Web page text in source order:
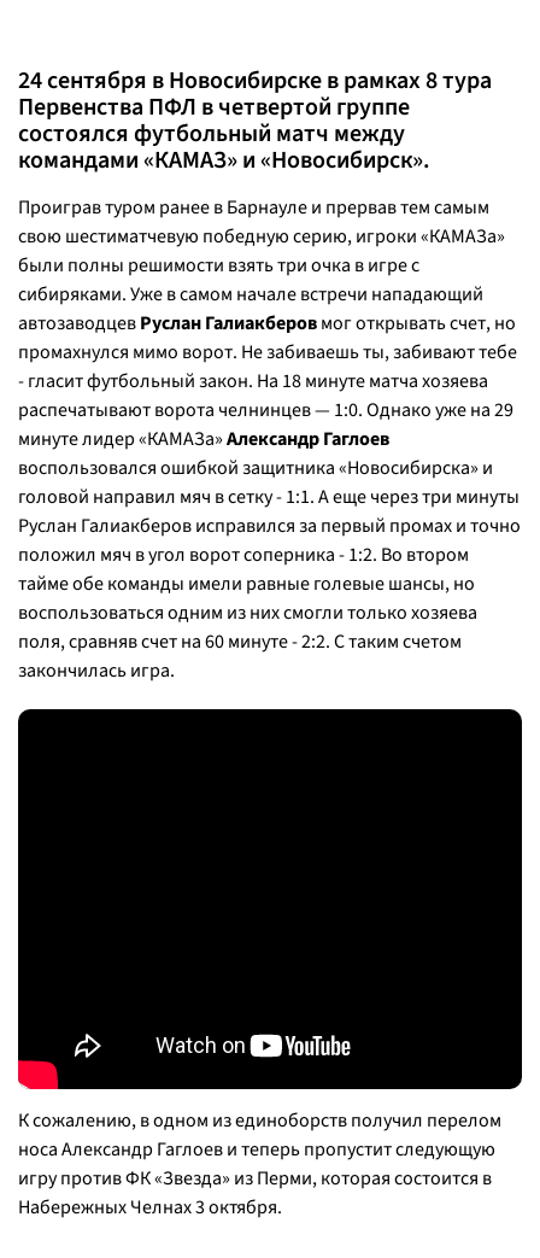
24 сентября в Новосибирске в рамках 8 тура
Первенства ПФЛ в четвертой группе
состоялся футбольный матч между
командами «КАМАЗ» и «Новосибирск».
Проиграв туром ранее в Барнауле и прервав тем самым
свою шестиматчевую победную серию, игроки «КАМАЗа»
были полны решимости взять три очка в игре с
сибиряками. Уже в самом начале встречи нападающий
автозаводцевРуслан Галиакберовмог открывать счет, но
промахнулся мимо ворот. Не забиваешь ты, забивают тебе
- гласит футбольный закон. На 18 минуте матча хозяева
распечатывают ворота челнинцев — 1:0. Однако уже на 29
минуте лидер «КАМАЗа»Александр Гаглоев
воспользовался ошибкой защитника «Новосибирска» и
головой направил мяч в сетку - 1:1. А еще через три минуты
Руслан Галиакберов исправился за первый промах и точно
положил мяч в угол ворот соперника - 1:2. Во втором
тайме обе команды имели равные голевые шансы, но
воспользоваться одним из них смогли только хозяева
поля, сравняв счет на 60 минуте - 2:2. С таким счетом
закончилась игра.
К сожалению, в одном из единоборств получил перелом
носа Александр Гаглоев и теперь пропустит следующую
игру против ФК «Звезда» из Перми, которая состоится в
Набережных Челнах 3 октября.